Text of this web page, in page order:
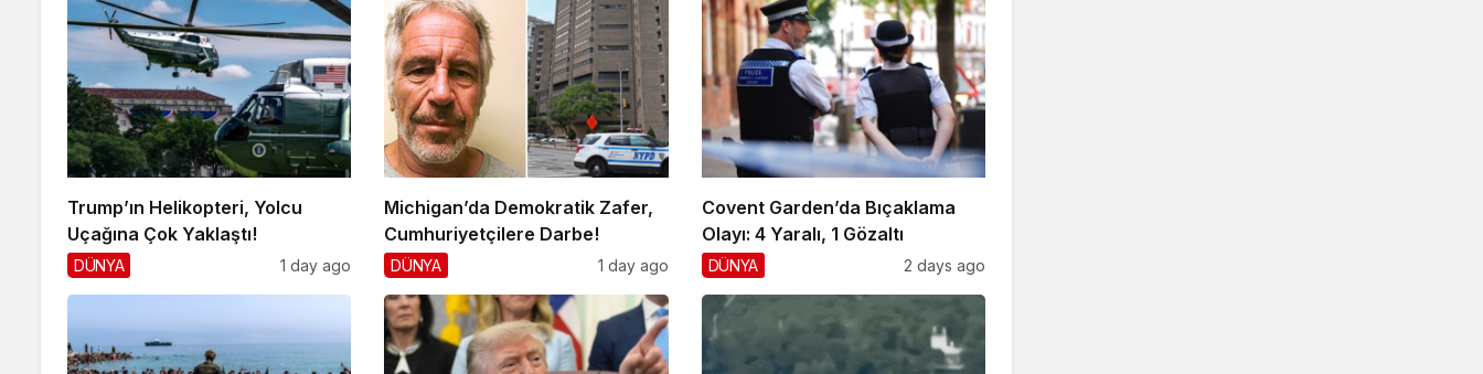
Trump’ın Helikopteri, Yolcu
Uçağına Çok Yaklaştı!
DÜNYA 1 day ago
Michigan’da Demokratik Zafer,
Cumhuriyetçilere Darbe!
DÜNYA 1 day ago
Covent Garden’da Bıçaklama
Olayı: 4 Yaralı, 1 Gözaltı
DÜNYA 2 days ago